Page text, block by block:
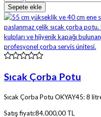
Sepete ekle
Sıcak Çorba Potu
Sıcak Çorba Potu OKYAY45: 8
Satış fiyatı:84.000,00 TL